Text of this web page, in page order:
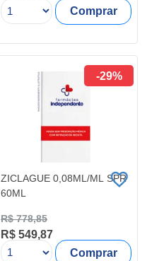
Comprar
-29%
ZICLAGUE 0,08ML/ML SPR
60ML
R$ 778,85
R$ 549,87
Comprar